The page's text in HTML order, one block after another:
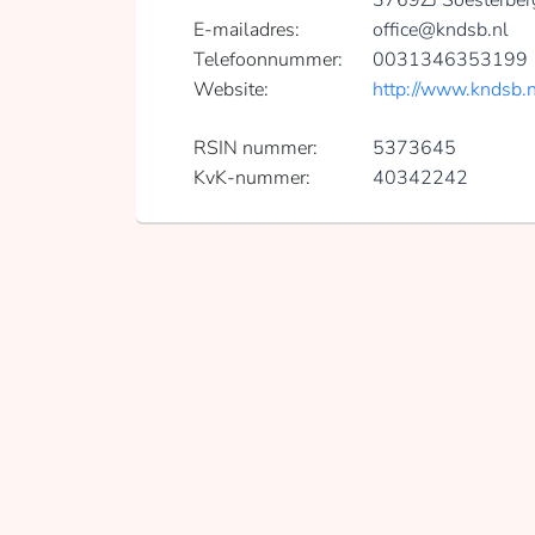
E-mailadres:
office@kndsb.nl
Telefoonnummer:
0031346353199
Website:
http://
RSIN nummer:
5373645
KvK-nummer:
40342242